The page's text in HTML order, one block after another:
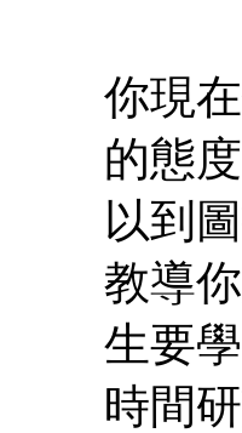
你現
的態
以到
教導
生要
時間